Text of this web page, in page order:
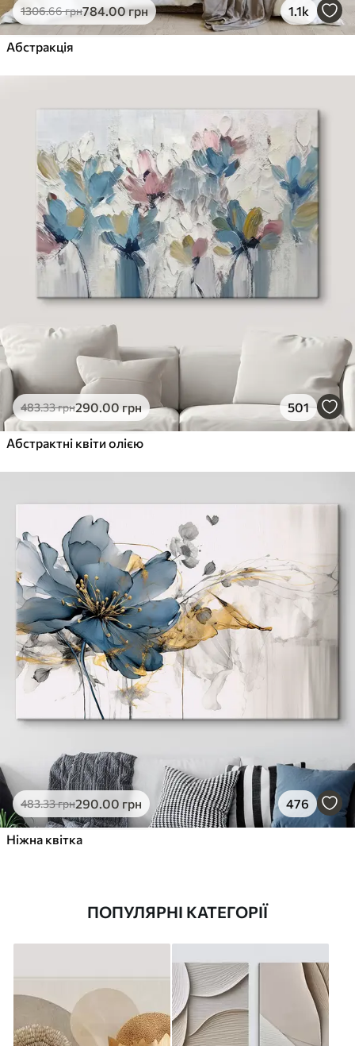
1306.66грн784.00грн 1.1k
Абстракція
483.33грн290.00грн 501
Абстрактні квіти олією
483.33грн290.00 грн 476
Ніжна квітка
ПОПУЛЯРНІ КАТЕГОРІЇ